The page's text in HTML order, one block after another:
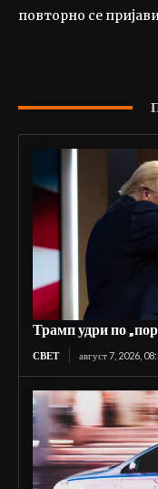
повторно се
Трамп удри по
СВЕТ август 7, 2026,